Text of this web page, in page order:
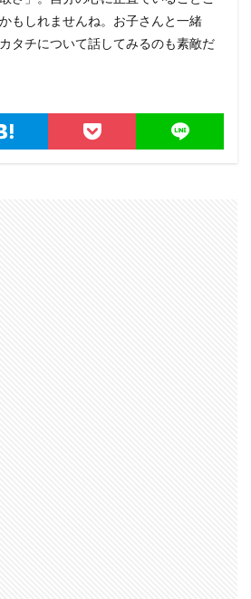
もしれませんね。お子さんと一緒
タチについて話してみるのも素敵だ